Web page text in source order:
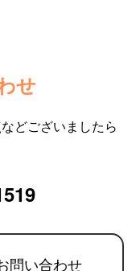
せ
どございましたら
問い合わせ